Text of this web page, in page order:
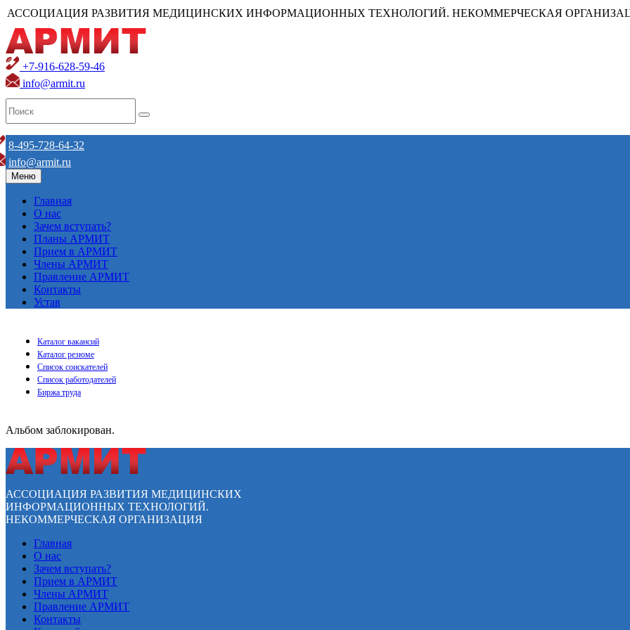
АССОЦИАЦИЯ РАЗВИТИЯ МЕДИЦИНСКИХ ИНФОРМАЦИОННЫХ ТЕХНОЛОГИЙ. НЕКОММЕРЧЕСКАЯ
+7-916-628-59-46
info@armit.ru
8-495-728-64-32
info@armit.ru
Меню
Главная
О нас
Зачем вступать?
Планы АРМИТ
Прием в АРМИТ
Члены АРМИТ
Правление АРМИТ
Контакты
Устав
Каталог вакансий
Каталог резюме
Список соискателей
Список работодателей
Биржа труда
Альбом заблокирован.
АССОЦИАЦИЯ РАЗВИТИЯ МЕДИЦИНСКИХ
ИНФОРМАЦИОННЫХ ТЕХНОЛОГИЙ.
НЕКОММЕРЧЕСКАЯ ОРГАНИЗАЦИЯ
Главная
О нас
Зачем вступать?
Прием в АРМИТ
Члены АРМИТ
Правление АРМИТ
Контакты